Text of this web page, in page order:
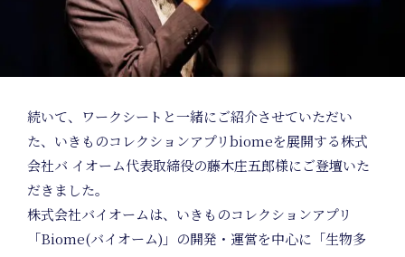
続いて、ワークシートと一緒にご紹介させていただい
た、いきものコレクションアプリbiomeを展開する株式
会社バ イオーム代表取締役の藤木庄五郎様にご登壇いた
だきました。
株式会社バイオームは、いきものコレクションアプリ
「Biome(バイオーム)」の開発・運営を中心に「生物多